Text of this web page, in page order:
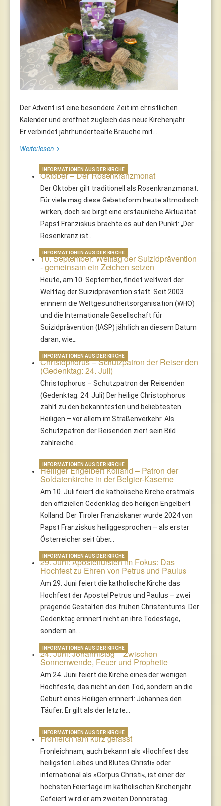
Der Advent ist eine besondere Zeit im christlichen
Kalender und eröffnet zugleich das neue Kirchenjahr.
Er verbindet jahrhundertealte Bräuche mit...
Weiterlesen
Oktober – Der Rosenkranzmonat
Der Oktober gilt traditionell als Rosenkranzmonat.
Für viele mag diese Gebetsform heute altmodisch
wirken, doch sie birgt eine erstaunliche Aktualität.
Papst Franziskus brachte es auf den Punkt: „Der
Rosenkranz ist…
INFORMATIONEN AUS DER KIRCHE
10. September: Welttag der Suizidprävention
- gemeinsam ein Zeichen setzen
Heute, am 10. September, findet weltweit der
Welttag der Suizidprävention statt. Seit 2003
erinnern die Weltgesundheitsorganisation (WHO)
und die Internationale Gesellschaft für
Suizidprävention (IASP) jährlich an diesem Datum
daran, wie…
INFORMATIONEN AUS DER KIRCHE
Christophorus – Schutzpatron der Reisenden
(Gedenktag: 24. Juli)
Christophorus – Schutzpatron der Reisenden
(Gedenktag: 24. Juli) Der heilige Christophorus
zählt zu den bekanntesten und beliebtesten
Heiligen – vor allem im Straßenverkehr. Als
Schutzpatron der Reisenden ziert sein Bild
zahlreiche…
INFORMATIONEN AUS DER KIRCHE
Heiliger Engelbert Kolland – Patron der
Soldatenkirche in der Belgier-Kaserne
Am 10. Juli feiert die katholische Kirche erstmals
den offiziellen Gedenktag des heiligen Engelbert
Kolland. Der Tiroler Franziskaner wurde 2024 von
Papst Franziskus heiliggesprochen – als erster
Österreicher seit über…
INFORMATIONEN AUS DER KIRCHE
29. Juni: Apostelfürsten im Fokus: Das
Hochfest zu Ehren von Petrus und Paulus
Am 29. Juni feiert die katholische Kirche das
Hochfest der Apostel Petrus und Paulus – zwei
prägende Gestalten des frühen Christentums. Der
Gedenktag erinnert nicht an ihre Todestage,
sondern an…
INFORMATIONEN AUS DER KIRCHE
24. Juni: Johannistag – Zwischen
Sonnenwende, Feuer und Prophetie
Am 24. Juni feiert die Kirche eines der wenigen
Hochfeste, das nicht an den Tod, sondern an die
Geburt eines Heiligen erinnert: Johannes den
Täufer. Er gilt als der letzte…
INFORMATIONEN AUS DER KIRCHE
Fronleichnam kurz gefasst
Fronleichnam, auch bekannt als »Hochfest des
heiligsten Leibes und Blutes Christi« oder
international als »Corpus Christi«, ist einer der
höchsten Feiertage im katholischen Kirchenjahr.
Gefeiert wird er am zweiten Donnerstag…
INFORMATIONEN AUS DER KIRCHE